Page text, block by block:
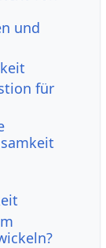
und
für